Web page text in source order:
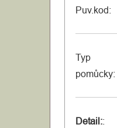
Puv.kod:
Typ
pomůcky:
Detail::